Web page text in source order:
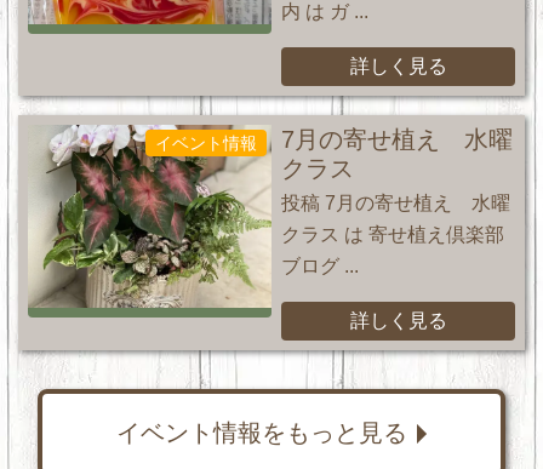
内 は ガ ...
詳しく見る
イベント情報
7月の寄せ植え 水曜
クラス
投稿 7月の寄せ植え 水曜
クラス は 寄せ植え倶楽部
ブログ ...
詳しく見る
イベント情報をもっと見る